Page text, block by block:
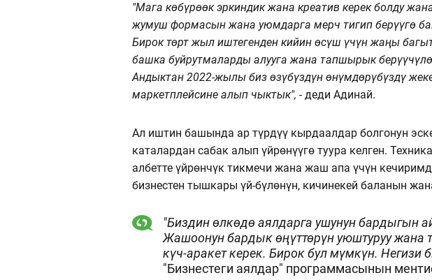
"Мага көбүрөөк эркиндик жана креатив керек болду
жумуш формасын жана уюмдарга мерч тигип берүүгө
Бирок төрт жыл иштегенден кийин өсүш үчүн жаңы
башка буйрутмаларды алууга жана тапшырык
Андыктан 2022-жылы биз өзүбүздүн өнүмдөрүбүздү
маркетплейсине алып чыктык", - деди Адинай.
Ал иштин башында ар түрдүү кырдаалдар болгонун
каталардан сабак алып үйрөнүүгө туура келген.
албетте үйрөнчүк тикмечи жана жаш апа үчүн
бизнестен тышкары үй-бүлөнүн, кичинекей баланын
"Биздин өлкөдө аялдарга ушунун бардыгын
Жашоонун бардык өңүттөрүн уюштуруу жана
күч-аракет керек. Бирок бул мүмкүн. Негизи
"Бизнестеги аялдар" программасынын